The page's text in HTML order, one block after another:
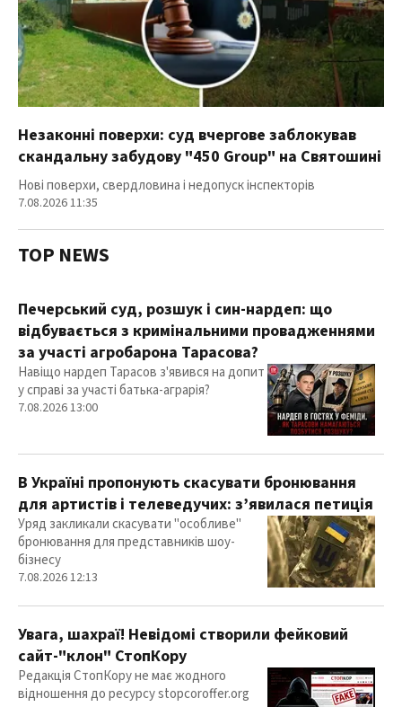
Незаконні поверхи: суд вчергове заблокував
скандальну забудову "450 Group" на Святошині
Нові поверхи, свердловина і недопуск інспекторів
7.08.2026 11:35
TOP NEWS
Печерський суд, розшук і син-нардеп: що
відбувається з кримінальними провадженнями
за участі агробарона Тарасова?
Навіщо нардеп Тарасов з'явився на допит
у справі за участі батька-аграрія?
7.08.2026 13:00
В Україні пропонують скасувати бронювання
для артистів і телеведучих: з’явилася петиція
Уряд закликали скасувати "особливе"
бронювання для представників шоу-
бізнесу
7.08.2026 12:13
Увага, шахраї! Невідомі створили фейковий
сайт-"клон" СтопКору
Редакція СтопКору не має жодного
відношення до ресурсу stopcoroffer.org